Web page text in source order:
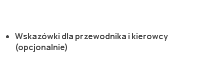
Wskazówki dla przewodnika i kierowcy
(opcjonalnie)